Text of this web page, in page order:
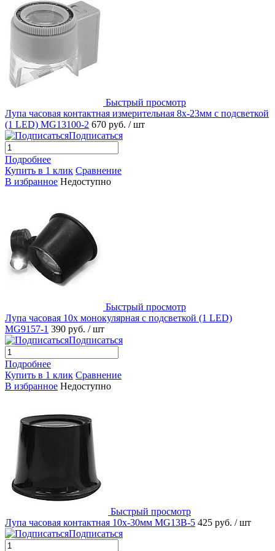
Быстрый просмотр
Лупа часовая контактная измерительная 8х-23мм с подсветкой
(1 LED) MG13100-2 670 руб. / шт
Подписаться
Подробнее
Купить в 1 клик Сравнение
В избранное Недоступно
Быстрый просмотр
Лупа часовая 10x монокулярная с подсветкой (1 LED)
MG9157-1 390 руб. / шт
Подписаться
Подробнее
Купить в 1 клик Сравнение
В избранное Недоступно
Быстрый просмотр
Лупа часовая контактная 10х-30мм MG13B-5 425 руб. / шт
Подписаться